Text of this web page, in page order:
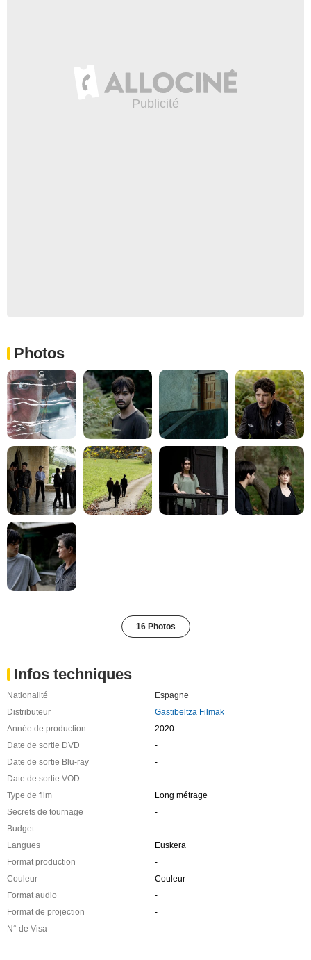
Photos
16 Photos
Infos techniques
Nationalité
Espagne
Distributeur
Gastibeltza Filmak
Année de production
2020
Date de sortie DVD
-
Date de sortie Blu-ray
-
Date de sortie VOD
-
Type de film
Long métrage
Secrets de tournage
-
Budget
-
Langues
Euskera
Format production
-
Couleur
Couleur
Format audio
-
Format de projection
-
N° de Visa
-